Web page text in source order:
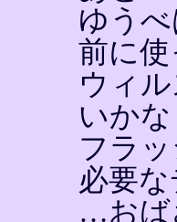
ゆう
前に
ウィ
いか
フラ
必要
…おば